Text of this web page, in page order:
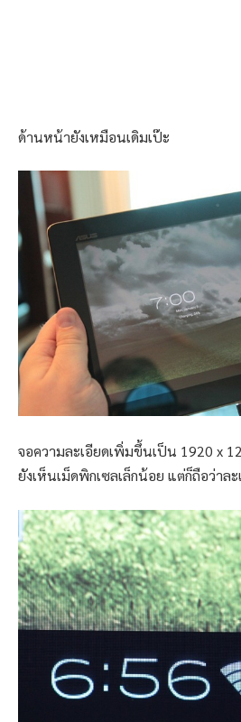
ด้านหน้ายังเหมือนเดิมเป๊ะ
จอความละเอียดเพิ่มขึ้นเป็น 1920 x
ยังเห็นเม็ดพิกเซลเล็กน้อย แต่ก็ถือว่าละ